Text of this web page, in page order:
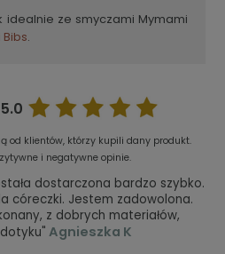
idealnie ze smyczami Mymami
.
od klientów, którzy kupili dany produkt.
i negatywne opinie.
dostarczona bardzo szybko.
córeczki. Jestem zadowolona.
z dobrych materiałów,
Agnieszka K